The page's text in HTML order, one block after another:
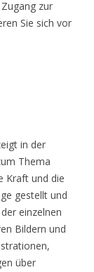
zur
Sie sich vor
in der
Thema
Kraft und die
gestellt und
einzelnen
Bildern und
über